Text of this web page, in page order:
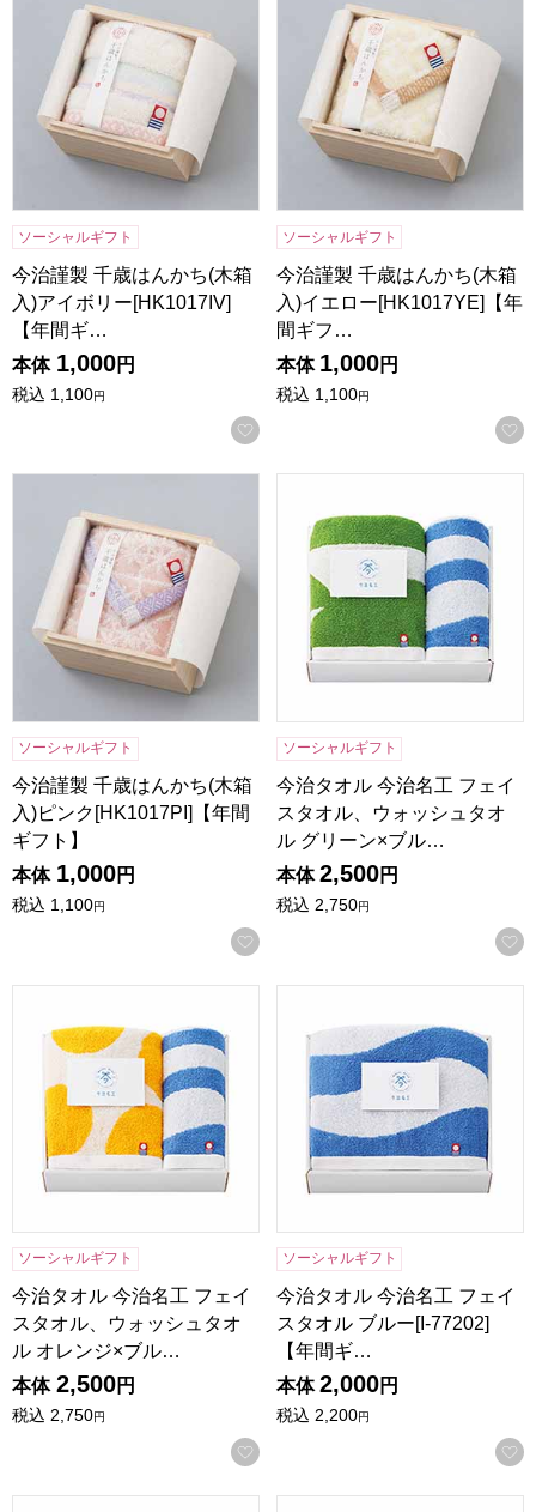
ソーシャルギフト
今治謹製 千歳はんかち(木箱
入)アイボリー[HK1017IV]
【年間ギ…
本体 1,000円
税込 1,100円
お気に入りに登録する
ソーシャルギフト
今治謹製 千歳はんかち(木箱
入)イエロー[HK1017YE]【年
間ギフ…
本体 1,000円
税込 1,100円
ソーシャルギフト
今治謹製 千歳はんかち(木箱
入)ピンク[HK1017PI]【年間
ギフト】
本体 1,000円
税込 1,100円
お気に入りに登録する
ソーシャルギフト
今治タオル 今治名工 フェイ
スタオル、ウォッシュタオ
ル グリーン×ブル…
本体 2,500円
税込 2,750円
ソーシャルギフト
今治タオル 今治名工 フェイ
スタオル、ウォッシュタオ
ル オレンジ×ブル…
本体 2,500円
税込 2,750円
お気に入りに登録する
ソーシャルギフト
今治タオル 今治名工 フェイ
スタオル ブルー[I-77202]
【年間ギ…
本体 2,000円
税込 2,200円